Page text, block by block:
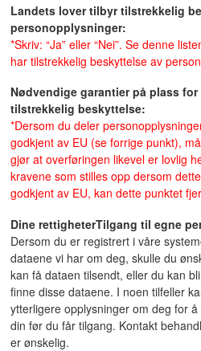
Landets lover tilbyr tilstrekkelig
personopplysninger:
*Skriv: “Ja” eller “Nei”. Se denne
har tilstrekkelig beskyttelse av
Nødvendige garantier på plass
tilstrekkelig beskyttelse:
*Dersom du deler
godkjent av EU (se forrige punkt),
gjør at overføringen likevel er lovlig
kravene som stilles opp dersom
godkjent av EU, kan dette punktet
Dine rettigheterTilgang til egne
Dersom du er registrert i våre
dataene vi har om deg, skulle du
kan få dataen tilsendt, eller du kan
finne disse dataene. I noen tilfeller
ytterligere opplysninger om deg for
din før du får tilgang. Kontakt
er ønskelig.